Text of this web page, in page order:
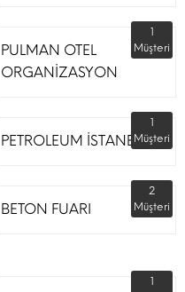
PULMAN OTEL
ORGANİZASYON
1
Müşteri
PETROLEUM İSTANBUL
1
Müşteri
BETON FUARI
2
Müşteri
1